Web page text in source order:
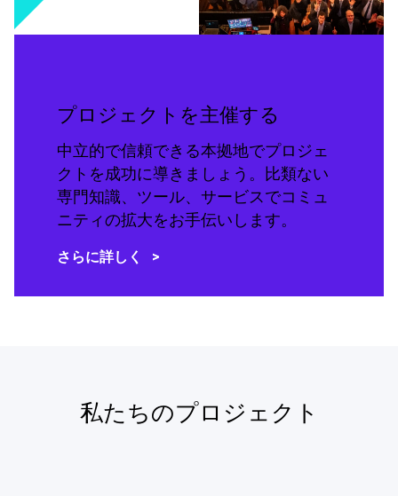
プロジェクトを主催する
中立的で信頼できる本拠地でプロジェ
クトを成功に導きましょう。比類ない
専門知識、ツール、サービスでコミュ
ニティの拡大をお手伝いします。
さらに詳しく
私たちのプロジェクト